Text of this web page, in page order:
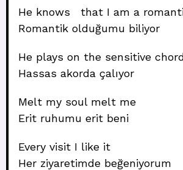
He knows that I am a
Romantik olduğumu biliyor
He plays on the sensitive
Hassas akorda çalıyor
Melt my soul melt me
Erit ruhumu erit beni
Every visit I like it
Her ziyaretimde beğeniyorum